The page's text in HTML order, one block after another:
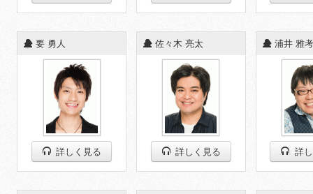
◆ 要 勇人
詳しく見る
◆ 佐々木 亮太
詳しく見る
◆ 浦井 雅考
詳